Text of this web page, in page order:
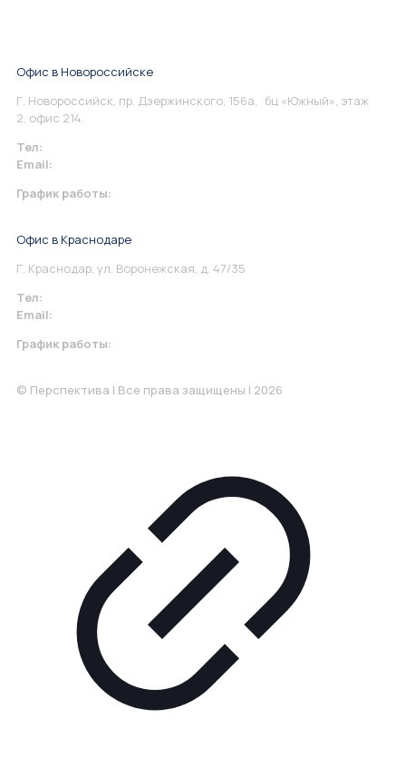
Офис в Новороссийске
Г. Новороссийск, пр. Дзержинского, 156а, бц «Южный», этаж
2, офис 214.
Тел:
Email:
График работы:
Офис в Краснодаре
Г. Краснодар, ул. Воронежская, д. 47/35
Тел:
Email:
График работы:
© Перспектива | Все права защищены | 2026